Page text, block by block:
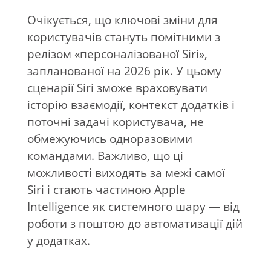
Очікується, що ключові зміни для
користувачів стануть помітними з
релізом «персоналізованої Siri»,
запланованої на 2026 рік. У цьому
сценарії Siri зможе враховувати
історію взаємодії, контекст додатків і
поточні задачі користувача, не
обмежуючись одноразовими
командами. Важливо, що ці
можливості виходять за межі самої
Siri і стають частиною Apple
Intelligence як системного шару — від
роботи з поштою до автоматизації дій
у додатках.